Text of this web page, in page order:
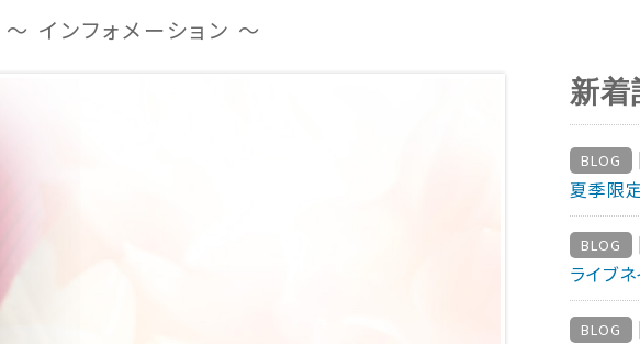
～ インフォメーション ～
新着
BLOG
夏季限
BLOG
ライブ
BLOG